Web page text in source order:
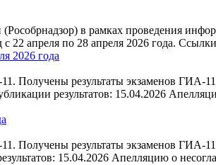
(Рособрнадзор) в рамках проведения
22 апреля по 28 апреля 2026 года.
2026 года
Получены результаты экзаменов ГИА-
результатов: 15.04.2026
Получены результаты экзаменов ГИА-
15.04.2026 Апелляцию о